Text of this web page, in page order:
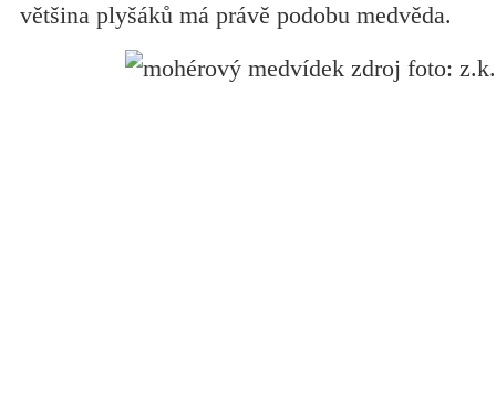
většina plyšáků má právě podobu medvěda.